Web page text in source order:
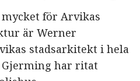
för Arvikas
är Werner
stadsarkitekt i hela
Gjerming har ritat